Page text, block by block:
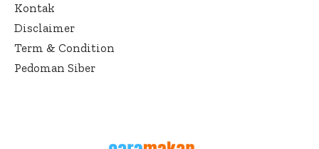
Kontak
Disclaimer
Term & Condition
Pedoman Siber